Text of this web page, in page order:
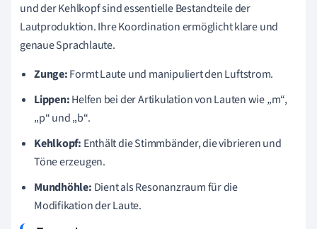
und der Kehlkopf sind essentielle Bestandteile der
Lautproduktion. Ihre Koordination ermöglicht klare und
genaue Sprachlaute.
Zunge:Formt Laute und manipuliert den Luftstrom.
Lippen:Helfen bei der Artikulation von Lauten wie „m“,
„p“ und „b“.
Kehlkopf: Enthält die Stimmbänder, die vibrieren und
Töne erzeugen.
Mundhöhle: Dient als Resonanzraum für die
Modifikation der Laute.